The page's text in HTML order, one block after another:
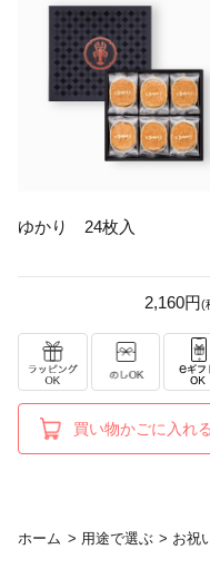
ゆかり 24枚入
2,160円(
買い物かごに入れる
ホーム > 用途で選ぶ > お祝